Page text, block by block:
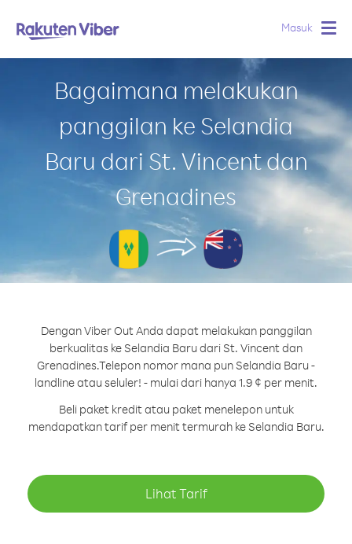
Masuk
Bagaimana melakukan
panggilan ke Selandia
Baru dari St. Vincent dan
Grenadines
Dengan Viber Out Anda dapat melakukan panggilan
berkualitas ke Selandia Baru dari St. Vincent dan
Grenadines.Telepon nomor mana pun Selandia Baru -
landline atau seluler! - mulai dari hanya 1.9 ¢ per menit.
Beli paket kredit atau paket menelepon untuk
mendapatkan tarif per menit termurah ke Selandia Baru.
Lihat Tarif